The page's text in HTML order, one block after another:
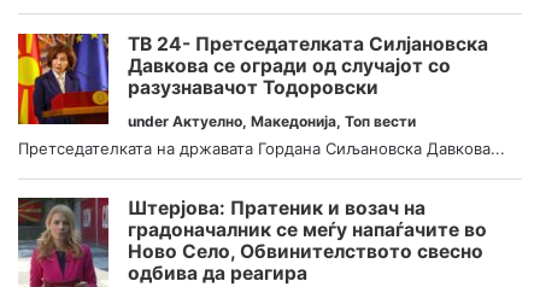
ТВ 24- Претседателката Силјановска
Давкова се огради од случајот со
разузнавачот Тодоровски
under Актуелно, Македонија, Топ вести
Претседателката на државата Гордана Сиљановска Давкова...
Штерјова: Пратеник и возач на
градоначалник се меѓу напаѓачите во
Ново Село, Обвинителството свесно
одбива да реагира